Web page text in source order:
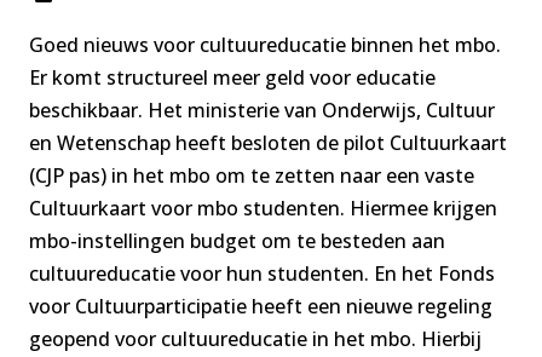
Goed nieuws voor cultuureducatie binnen het mbo.
Er komt structureel meer geld voor educatie
beschikbaar. Het ministerie van Onderwijs, Cultuur
en Wetenschap heeft besloten de pilot Cultuurkaart
(CJP pas) in het mbo om te zetten naar een vaste
Cultuurkaart voor mbo studenten. Hiermee krijgen
mbo-instellingen budget om te besteden aan
cultuureducatie voor hun studenten. En het Fonds
voor Cultuurparticipatie heeft een nieuwe regeling
geopend voor cultuureducatie in het mbo. Hierbij